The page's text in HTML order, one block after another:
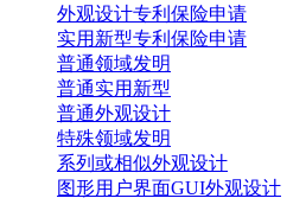
外观设计专利保险申请
实用新型专利保险申请
普通领域发明
普通实用新型
普通外观设计
特殊领域发明
系列或相似外观设计
图形用户界面GUI外观设计